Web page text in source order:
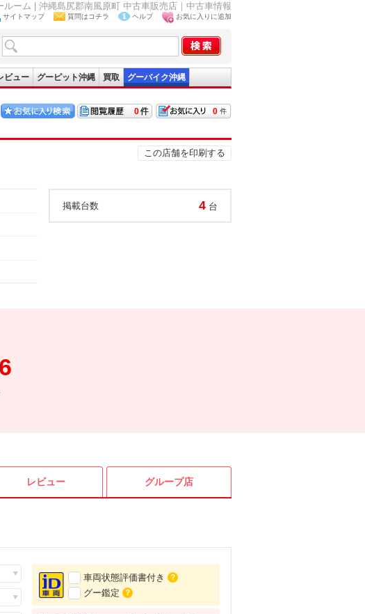
ーム | 沖縄島尻郡南風原町 中古車販売店｜中古車情報
サイトマップ 質問はコチラ ヘルプ お気に入りに追加
ビュー グーピット沖縄 買取 グーバイク沖縄
0
0
この店舗を印刷する
掲載台数 4 台
レビュー グループ店
車両状態評価書付き ？
グー鑑定 ？